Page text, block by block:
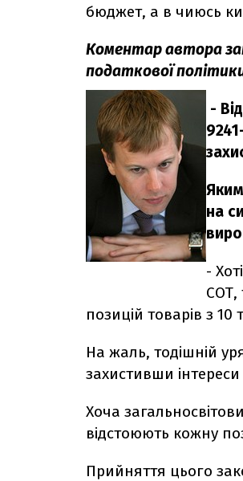
бюджет, а в чиюсь
Коментар автора
податкової
-
на
-
СОТ,
позицій товарів з
На жаль, тодішній
захистивши
Хоча
відстоюють кожну
Прийняття цього